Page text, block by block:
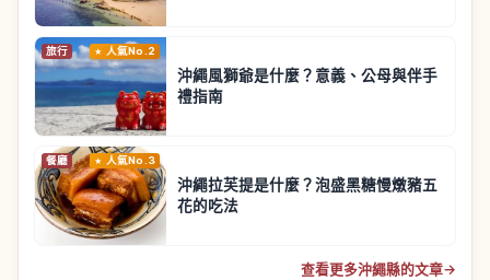
旅行 人氣No.2
沖繩風獅爺是什麼？意義、公母與伴手
禮指南
餐廳 人氣No.3
沖繩拉芙提是什麼？泡盛黑糖慢燉豬五
花的吃法
查看更多沖繩縣的文章→